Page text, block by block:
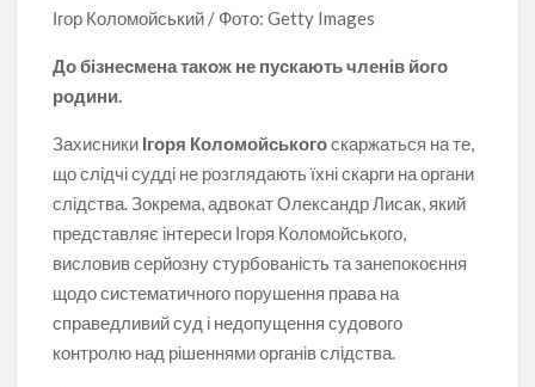
Ігор Коломойський / Фото: Getty Images
До бізнесмена також не пускають членів його
родини.
Захисники Ігоря Коломойськогоскаржаться на те,
що слідчі судді не розглядають їхні скарги на органи
слідства. Зокрема, адвокат Олександр Лисак, який
представляє інтереси Ігоря Коломойського,
висловив серйозну стурбованість та занепокоєння
щодо систематичного порушення права на
справедливий суд і недопущення судового
контролю над рішеннями органів слідства.